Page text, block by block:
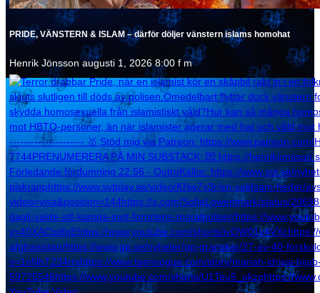
PRIDE, VÄNSTERN & ISLAM – därför döljer vänstern islams homohat
Henrik Jönsson augusti 1, 2026 8:00 f m